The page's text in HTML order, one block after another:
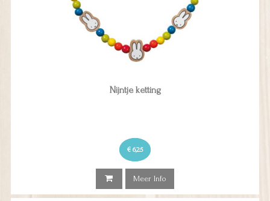
Nijntje ketting
€ 6,25
Meer Info